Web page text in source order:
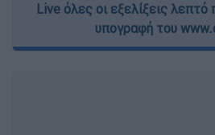
Live όλες οι εξελίξεις
υπογραφή του